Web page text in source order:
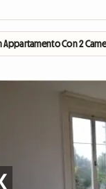
Appartamento Con 2